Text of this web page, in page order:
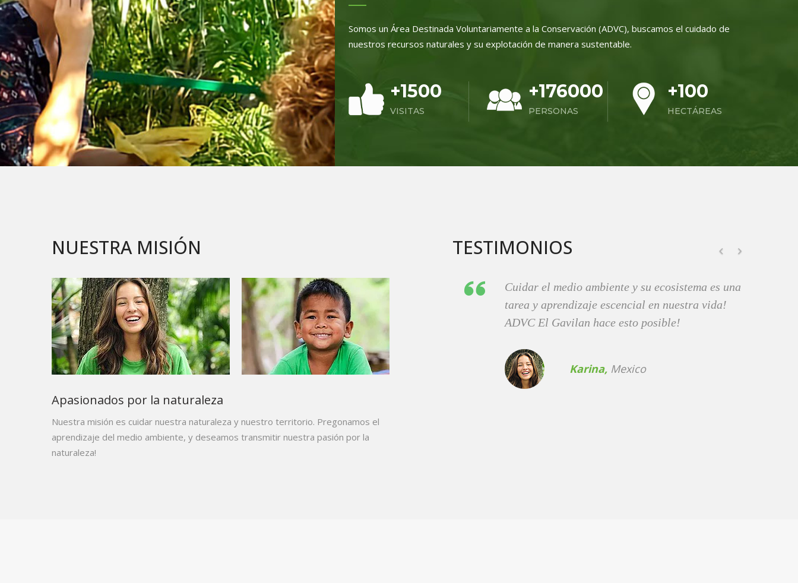
Somos un Área Destinada Voluntariamente a la Conservación (ADVC), buscamos el cuidado de
nuestros recursos naturales y su explotación de manera sustentable.
+1500
VISITAS
+176000
PERSONAS
+100
HECTÁREAS
NUESTRA MISIÓN
Apasionados por la naturaleza
Nuestra misión es cuidar nuestra naturaleza y nuestro territorio. Pregonamos el
aprendizaje del medio ambiente, y deseamos transmitir nuestra pasión por la
naturaleza!
TESTIMONIOS
Tantas historias contadas en una fogata! Es
realmente asombroso la energia que transmite
este fantastico lugar!
Maria,Colombia